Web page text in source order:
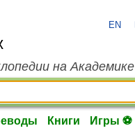
EN
на Академике
Книги Игры ⚽